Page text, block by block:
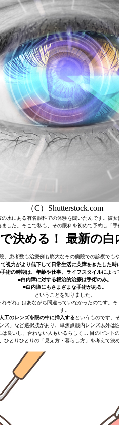
（C）Shutterstock.com
水にある有名眼科での体験を聞いたんです。彼
した。そこで私も、その眼科を初めて予約し「
決める！ 最新の白
。患者数も治療例も膨大なその病院での診察でも
視力がより低下して日常生活に支障をきたした時
術の時期は、年齢や仕事、ライフスタイルによっ
■白内障に対する根治的治療は手術のみ。
■白内障にもさまざまな手術がある。
ということを知りました。
ぞれ」はあながち間違っていなかったのです。
す。
工のレンズを眼の中に挿入する というものです。
ズ」など選択肢があり、単焦点眼内レンズ以外は
良いし、合わない人もいるらしく… 目のピント
ひとりひとりの「見え方・暮らし方」を考えて決